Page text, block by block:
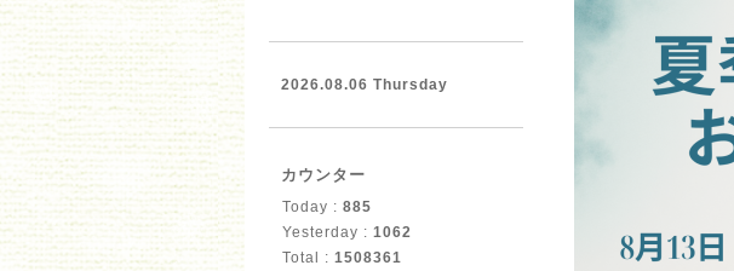
2026.08.06 Thursday
カウンター
Today : 885
Yesterday : 1062
Total : 1508361